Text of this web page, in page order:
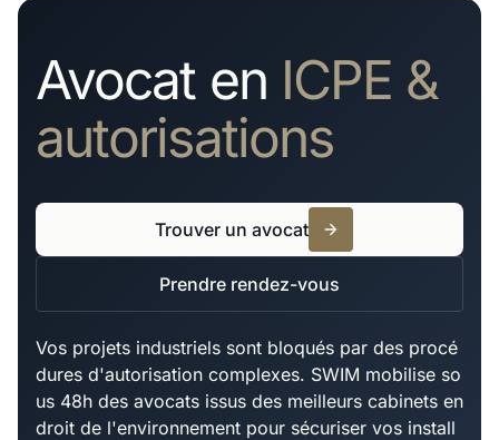
Avocat en ICPE &
autorisations
Trouver un avocat
Prendre rendez-vous
Vos projets industriels sont bloqués par des procé
dures d'autorisation complexes. SWIM mobilise so
us 48h des avocats issus des meilleurs cabinets en
droit de l'environnement pour sécuriser vos install